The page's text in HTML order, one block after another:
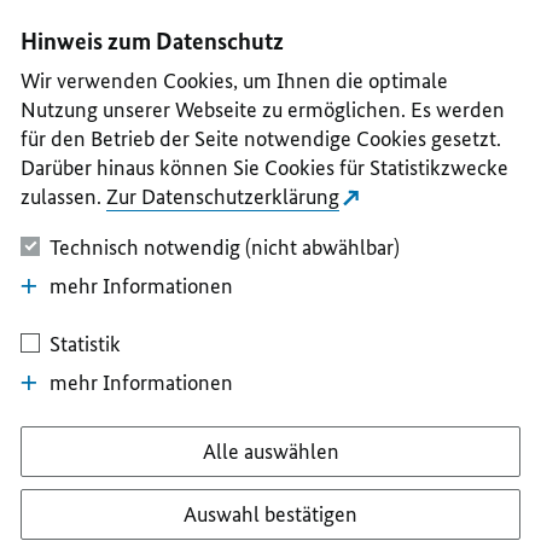
II
III
IV
V
Hinweis zum Datenschutz
Wir verwenden Cookies, um Ihnen die optimale
Nutzung unserer Webseite zu ermöglichen. Es werden
für den Betrieb der Seite notwendige Cookies gesetzt.
Darüber hinaus können Sie Cookies für Statistikzwecke
zulassen. Zur Datenschutzerklärung
Technisch notwendig (nicht abwählbar)
mehr Informationen
Statistik
mehr Informationen
Alle auswählen
Auswahl bestätigen